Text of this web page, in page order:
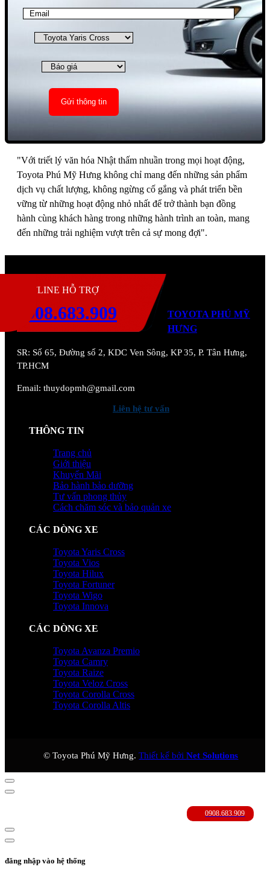
"Với triết lý văn hóa Nhật thấm nhuần trong mọi hoạt động,
Toyota Phú Mỹ Hưng không chỉ mang đến những sản phẩm
dịch vụ chất lượng, không ngừng cố gắng và phát triển bền
vững từ những hoạt động nhỏ nhất để trở thành bạn đồng
hành cùng khách hàng trong những hành trình an toàn, mang
đến những trải nghiệm vượt trên cả sự mong đợi".
HOTLINE HỖ TRỢ
0908.683.909
TOYOTA PHÚ MỸ
HƯNG
SR: Số 65, Đường số 2, KDC Ven Sông, KP 35, P. Tân Hưng,
TP.HCM
Email: thuydopmh@gmail.com
Liên hệ tư vấn
THÔNG TIN
Trang chủ
Giới thiệu
Khuyến Mãi
Bảo hành bảo dưỡng
Tư vấn phong thủy
Cách chăm sóc và bảo quản xe
CÁC DÒNG XE
Toyota Yaris Cross
Toyota Vios
Toyota Hilux
Toyota Fortuner
Toyota Wigo
Toyota Innova
CÁC DÒNG XE
Toyota Avanza Premio
Toyota Camry
Toyota Raize
Toyota Veloz Cross
Toyota Corolla Cross
Toyota Corolla Altis
© Toyota Phú Mỹ Hưng.Thiết kế bởiNet Solutions
đăng nhập vào hệ thống